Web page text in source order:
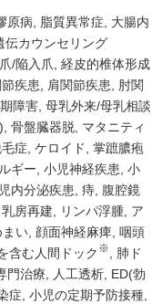
原病 脂質異常症
大腸内
伝カウンセリング
/陥入爪
経皮的椎体形成
疾患 肩関節疾患
肘関
障害 母乳外来/母乳相談
骨盤臓器脱 マタニティ
症 ケロイド
掌蹠膿疱
ギー 小児神経疾患 小
内分泌疾患 痔 腹腔鏡
乳房再建 リンパ浮腫 ア
まい 顔面神経麻痺 咽頭
含む人間ドック ※
肺ド
門治療 人工透析 ED(勃
症 小児の定期予防接種